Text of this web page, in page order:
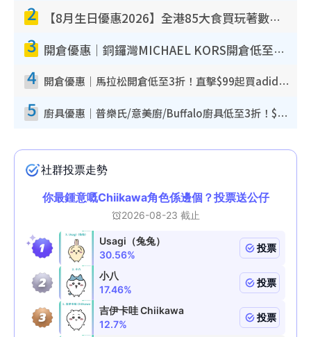
2 【8月生日優惠2026】全港85大食買玩著數攻略 自助餐/火鍋放題同行免費＋誠品/DONKI送現金券
3 開倉優惠｜銅鑼灣MICHAEL KORS開倉低至17折！直擊$500起買手袋/銀包/鞋款 必買經典Jet Set系列
4 開倉優惠｜馬拉松開倉低至3折！直擊$99起買adidas／New Balance／Puma鞋款 STANLEY保溫杯劈價至$119起
5 廚具優惠｜普樂氏/意美廚/Buffalo廚具低至3折！$89起買煎鍋／炒鑊／個人鍋 同場小家電激減至$99起